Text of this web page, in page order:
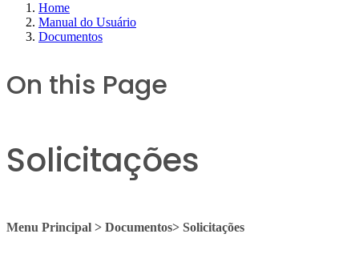
Home
Manual do Usuário
Documentos
On this Page
Solicitações
Menu Principal > Documentos> Solicitações